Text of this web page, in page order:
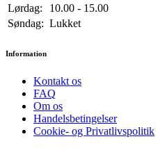
Lørdag:
10.00 - 15.00
Søndag: Lukket
Information
Kontakt os
FAQ
Om os
Handelsbetingelser
Cookie- og Privatlivspolitik